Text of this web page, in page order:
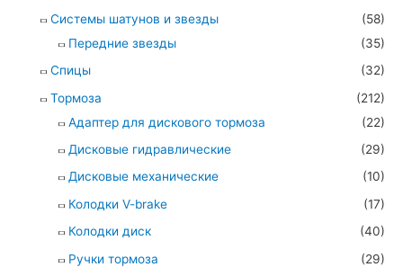
Системы шатунов и звезды
(58)
Передние звезды
(35)
Спицы
(32)
Тормоза
(212)
Адаптер для дискового тормоза
(22)
Дисковые гидравлические
(29)
Дисковые механические
(10)
Колодки V-brake
(17)
Колодки диск
(40)
Ручки тормоза
(29)